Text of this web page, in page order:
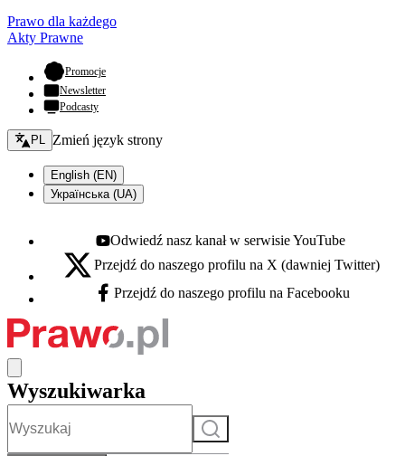
Prawo dla każdego
Akty Prawne
Promocje- otwiera się w nowej karcie
Newsletter
Podcasty
Zmień język - bieżący:
PL Zmień język strony
English (EN)
Українська (UA)
Youtube - otwiera się w nowej karcie
Odwiedź nasz kanał w serwisie YouTube
X - otwiera się w nowej karcie
Przejdź do naszego profilu na X (dawniej Twitter)
Facebook - otwiera się w nowej karcie
Przejdź do naszego profilu na Facebooku
Wyszukiwarka
Szukaj